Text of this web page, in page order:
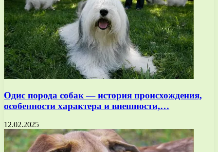
Одис порода собак — история происхождения,
особенности характера и внешности,…
12.02.2025